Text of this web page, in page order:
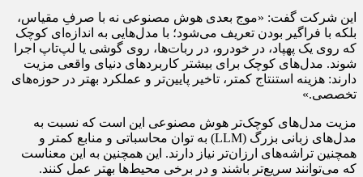
این شرکت گفت: «موج بعدی هوش مصنوعی نه با صرفِ مقیاس،
بلکه با فراگیر بودن تعریف می‌شود؛ با مدل‌هایی به اندازه‌ای کوچک
که روی یک پهپاد، در خودرو، در ربات‌ها، روی گوشی یا لپ‌تاپ اجرا
شوند. مدل‌های کوچک برای بیشتر کاربردهای دنیای واقعی مزیت
دارند: هزینه استنتاج کمتر، تاخیر پایین‌تر و عملکرد بهتر در حوزه‌های
تخصصی.»
مزیت مدل‌های کوچک‌تر هوش مصنوعی این است که نسبت به
مدل‌های زبانی بزرگ (LLM) به توان محاسباتی و منابع کمتر و
همچنین تراشه‌های ارزان‌تر نیاز دارند. این همچنین به این معناست
که می‌توانند سریع‌تر باشند و در برخی محیط‌ها بهتر عمل کنند.